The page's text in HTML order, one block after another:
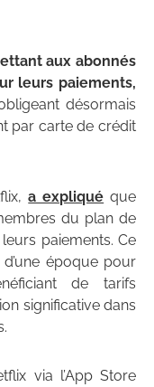
aux abonnés
leurs paiements,
désormais
par carte de crédit
a expliqué que
du plan de
paiements. Ce
époque pour
de tarifs
significative dans
via l’App Store